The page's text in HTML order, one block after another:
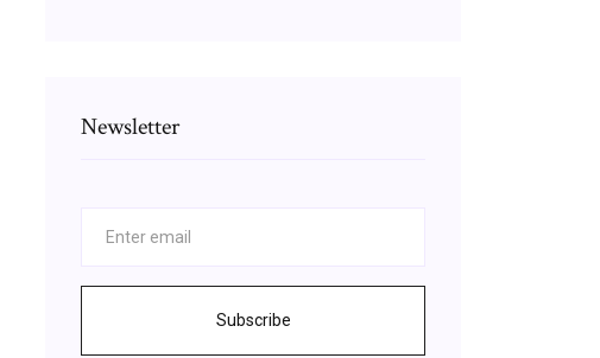
Newsletter
Subscribe